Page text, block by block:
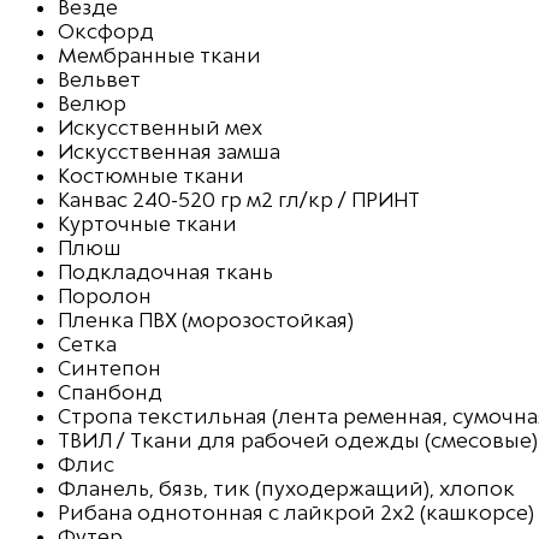
Везде
Оксфорд
Мембранные ткани
Вельвет
Велюр
Искусственный мех
Искусственная замша
Костюмные ткани
Канвас 240-520 гр м2 гл/кр / ПРИНТ
Курточные ткани
Плюш
Подкладочная ткань
Поролон
Пленка ПВХ (морозостойкая)
Сетка
Синтепон
Спанбонд
Стропа текстильная (лента ременная,
ТВИЛ / Ткани для рабочей одежды (смесовые)
Флис
Фланель, бязь, тик (пуходержащий), хлопок
Рибана однотонная с лайкрой 2х2 (кашкорсе)